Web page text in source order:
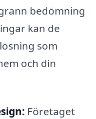
bedömning
kan de
som
och din
Företaget